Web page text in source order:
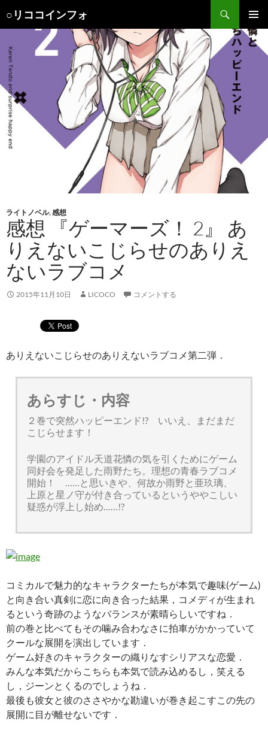
○リココインフォ
索
メインメ
ニュー
テ
ン
ツ
へ
ス
キ
ッ
プ
ライトノベル,感想
感想 『ゲーマーズ！ 2』 あ
りえないこじらせのありえ
ないラブコメ
2015年11月10日 LICOCO コメントする
ありえないこじらせのありえないラブコメ第二弾．
あらすじ・内容
２巻で突然ハッピーエンド!? いいえ、まだまだ
こじらせます！
学園のアイドル天道花憐の気を引くためにゲーム
同好会を発足した雨野たち。理想の青春ラブコメ
開始！ ……と思いきや、何故か雨野と亜玖璃、
上原と星ノ守が付き合っているというややこしい
疑惑が浮上し始め……!?
コミカルで魅力的なキャラクターたちが本気で趣味(ゲーム)
と向き合い真剣に恋に向き合った結果，コメディが生まれ
るという奇跡のようなバランスが素晴らしいですね．
前の巻と比べてもその噛み合わなさに拍車がかかっていて
クールな展開を演出しています．
ゲーム好きのキャラクターの織りなすシリアスな恋愛．
みんな本気だからこちらも本気で読み込めるし，笑える
し，ジーンとくるのでしょうね．
最後も彼女と彼のささやかな勘違いが巻き起こすこの先の
展開に目が離せないです．